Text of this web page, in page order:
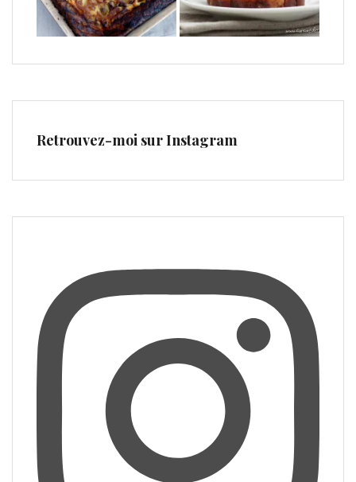
Retrouvez-moi sur Instagram